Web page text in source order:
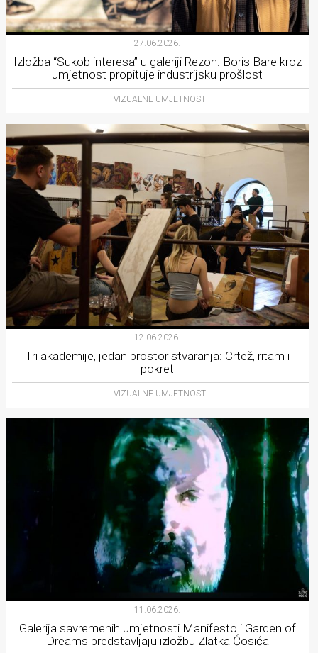
27.06.2026.
Izložba “Sukob interesa” u galeriji Rezon: Boris Bare kroz
umjetnost propituje industrijsku prošlost
VIZUALNE UMJETNOSTI
12.06.2026.
Tri akademije, jedan prostor stvaranja: Crtež, ritam i
pokret
VIZUALNE UMJETNOSTI
11.06.2026.
Galerija savremenih umjetnosti Manifesto i Garden of
Dreams predstavljaju izložbu Zlatka Ćosića